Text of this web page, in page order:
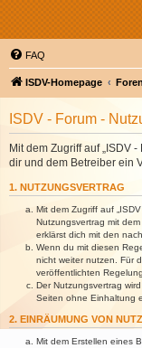
FAQ
ISDV-Homepage Foren
ISDV - Forum -
Mit dem Zugriff auf „ISDV
dir und dem Betreiber ein
1. NUTZUNGSVERTRAG
Mit dem Zugriff auf
Nutzungsvertrag mit
erklärst dich mit den
Wenn du mit diesen
nicht weiter nutzen. Für
veröffentlichten
Der Nutzungsvertrag
Seiten ohne Einhaltung
2. EINRÄUMUNG VON
Mit dem Erstellen eines